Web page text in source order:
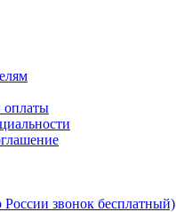
оплаты
России звонок бесплатный)